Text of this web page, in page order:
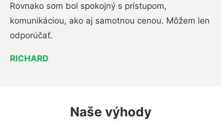
Rovnako som bol spokojný s prístupom,
komunikáciou, ako aj samotnou cenou. Môžem len
odporúčať.
RICHARD
Naše výhody